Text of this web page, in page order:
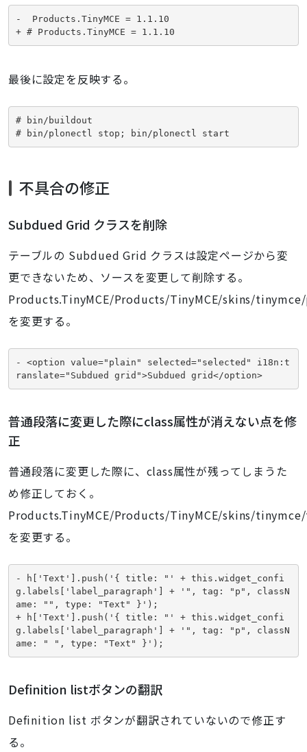
-  Products.TinyMCE = 1.1.10
+ # Products.TinyMCE = 1.1.10
最後に設定を反映する。
# bin/buildout
# bin/plonectl stop; bin/plonectl start
不具合の修正
Subdued Grid クラスを削除
テーブルの Subdued Grid クラスは設定ページから変
更できないため、ソースを変更して削除する。
Products.TinyMCE/Products/TinyMCE/skins/
を変更する。
- <option value="plain" selected="selected" i18n:t
ranslate="Subdued grid">Subdued grid</option>
普通段落に変更した際にclass属性が消えない点を修
正
普通段落に変更した際に、class属性が残ってしまうた
め修正しておく。
Products.TinyMCE/Products/TinyMCE/skins/
を変更する。
- h['Text'].push('{ title: "' + this.widget_confi
g.labels['label_paragraph'] + '", tag: "p", classN
ame: "", type: "Text" }');
+ h['Text'].push('{ title: "' + this.widget_confi
g.labels['label_paragraph'] + '", tag: "p", classN
ame: " ", type: "Text" }');
Definition listボタンの翻訳
Definition list ボタンが翻訳されていないので修正す
る。